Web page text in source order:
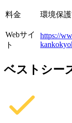
料金 環境保
Webサイ
ト
https://
ベストシー